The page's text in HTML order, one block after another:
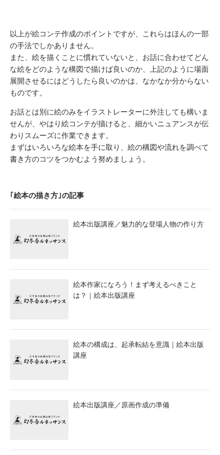
以上が絵コンテ作成のポイントですが、これらはほんの一部
の手法でしかありません。
また、絵を描くことに慣れていないと、お話に合わせてどん
な絵をどのような構図で描けば良いのか、上記のように場面
展開させるにはどうしたら良いのかは、なかなか分からない
ものです。
お話とは別に絵のみをイラストレーターに外注しても構いま
せんが、やはり絵コンテが描けると、細かいニュアンスが伝
わりスムーズに作業できます。
まずはいろいろな絵本を手に取り、絵の構図や流れを調べて
書き方のコツをつかむよう努めましょう。
｢絵本の描き方｣の記事
絵本出版講座／魅力的な登場人物の作り方
絵本作家になろう！まず考えるべきこと
は？｜絵本出版講座
絵本の構成は、起承転結を意識｜絵本出版
講座
絵本出版講座／原画作成の準備